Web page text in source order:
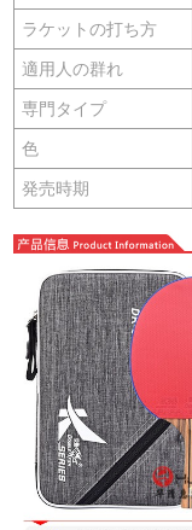
ラケットの打ち方
適用人の群れ
専門タイプ
色
発売時期